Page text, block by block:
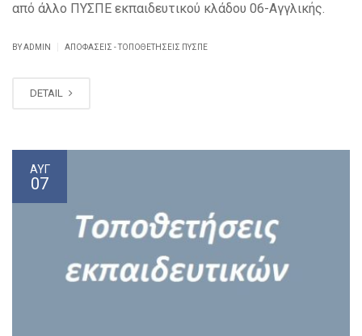
από άλλο ΠΥΣΠΕ εκπαιδευτικού κλάδου 06-Αγγλικής.
BY ADMIN ΑΠΟΦΆΣΕΙΣ - ΤΟΠΟΘΕΤΉΣΕΙΣ ΠΥΣΠΕ
DETAIL
ΑΥΓ
07